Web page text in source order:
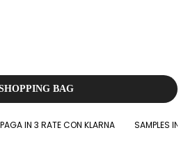
BAG
IN 3 RATE CON KLARNA SAMPLES IN